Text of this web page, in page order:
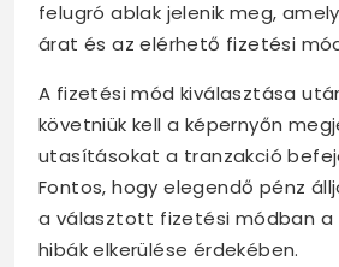
felugró ablak jelenik meg,
árat és az elérhető fizetési
A fizetési mód kiválasztása
követniük kell a képernyőn
utasításokat a tranzakció
Fontos, hogy elegendő pénz
a választott fizetési módban a
hibák elkerülése érdekében.